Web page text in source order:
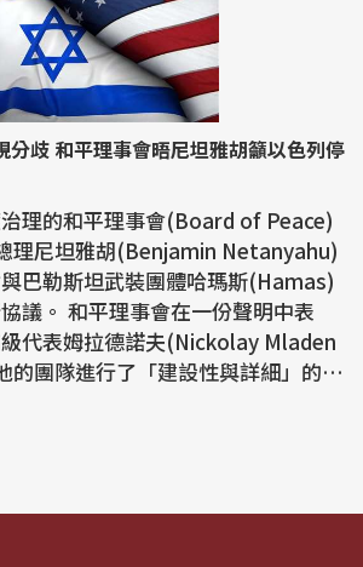
分歧 和平理事會晤尼坦雅胡籲以色列停
理的和平理事會(Board of Peace)
理尼坦雅胡(Benjamin Netanyahu)
巴勒斯坦武裝團體哈瑪斯(Hamas)
一份聲明中表
代表姆拉德諾夫(Nickolay Mladen
的團隊進行了「建設性與詳細」的會